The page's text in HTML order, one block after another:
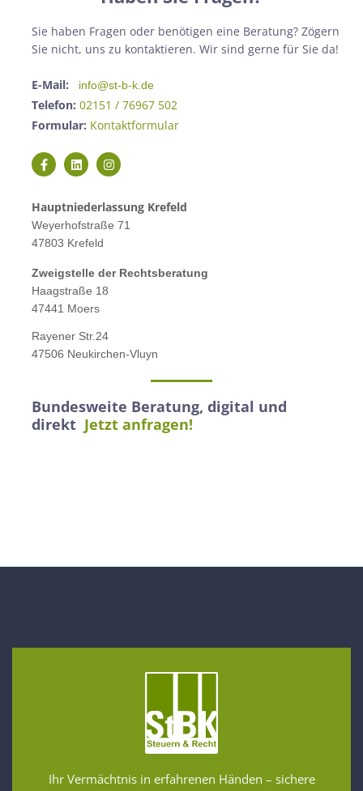
Sie haben Fragen oder benötigen eine Beratung? Zögern
Sie nicht, uns zu kontaktieren. Wir sind gerne für Sie da!
E-Mail: info@st-b-k.de
Telefon: 02151 / 76967 502
Formular: Kontaktformular
Hauptniederlassung Krefeld
Weyerhofstraße 71
47803 Krefeld
Zweigstelle der Rechtsberatung
Haagstraße 18
47441 Moers
Rayener Str.24
47506 Neukirchen-Vluyn
Bundesweite Beratung, digital und
direkt Jetzt anfragen!
Ihr Vermächtnis in erfahrenen Händen – sichere